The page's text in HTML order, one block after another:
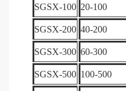
SGSX-100 20-100
SGSX-200 40-200
SGSX-300 60-300
SGSX-500 100-500